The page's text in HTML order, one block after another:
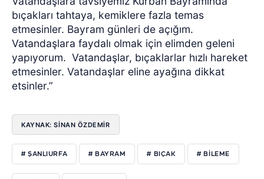
bıçakları tahtaya, kemiklere fazla temas
etmesinler. Bayram günleri de açığım.
Vatandaşlara faydalı olmak için elimden geleni
yapıyorum. Vatandaşlar, bıçaklarlar hızlı hareket
etmesinler. Vatandaşlar eline ayağına dikkat
etsinler.”
KAYNAK: SİNAN ÖZDEMİR
# ŞANLIURFA # BAYRAM # BIÇAK # BİLEME